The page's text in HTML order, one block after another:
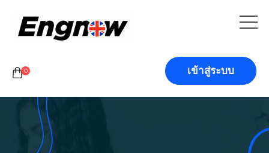
0 เข้าสู่ระบบ